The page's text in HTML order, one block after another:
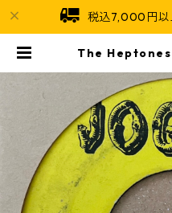
税込7,000円以
The
1】 |